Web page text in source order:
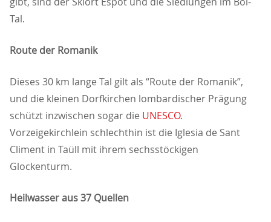
Tal.
Route der Romanik
Dieses 30 km lange Tal gilt als “Route der Romanik”,
und die kleinen Dorfkirchen lombardischer Prägung
schützt inzwischen sogar die UNESCO.
Vorzeigekirchlein schlechthin ist die Iglesia de Sant
Climent in Taüll mit ihrem sechsstöckigen
Glockenturm.
Heilwasser aus 37 Quellen